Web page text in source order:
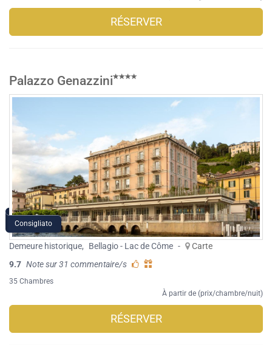
RÉSERVER
Palazzo Genazzini
Consigliato
Demeure historique, Bellagio - Lac de Côme -
Carte
9.7 Note sur 31 commentaire/s
35 Chambres
À partir de (prix/chambre/nuit)
RÉSERVER